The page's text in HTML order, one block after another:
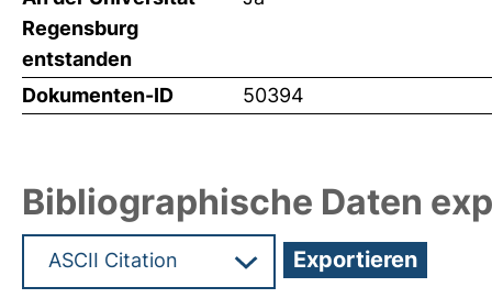
Regensburg
entstanden
Dokumenten-ID 50394
Bibliographische Daten